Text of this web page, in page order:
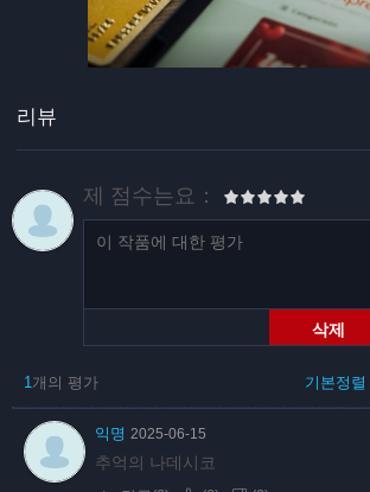
리뷰
제 점수는요：
삭제
기본정렬
1개의 평가
익명 2025-06-15
추억의 나데시코